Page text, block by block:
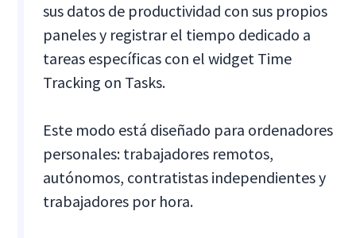
sus datos de productividad con sus propios
paneles y registrar el tiempo dedicado a
tareas específicas con el widget Time
Tracking on Tasks.
Este modo está diseñado para ordenadores
personales: trabajadores remotos,
autónomos, contratistas independientes y
trabajadores por hora.